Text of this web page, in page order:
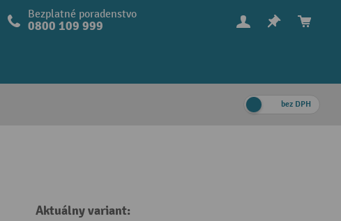
Bezplatné poradenstvo
0800 109 999
bez DPH
Aktuálny variant: